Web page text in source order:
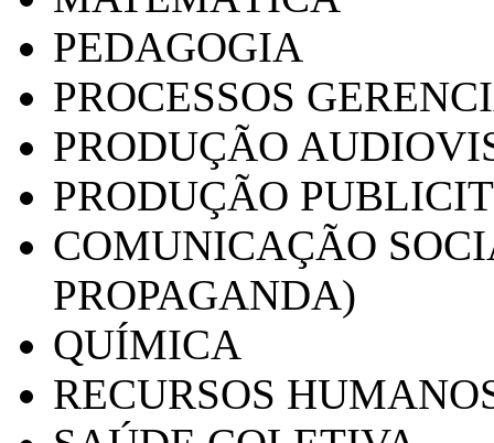
PEDAGOGIA
PROCESSOS
PRODUÇÃO
PRODUÇÃO
COMUNICAÇÃO
PROPAGANDA)
QUÍMICA
RECURSOS